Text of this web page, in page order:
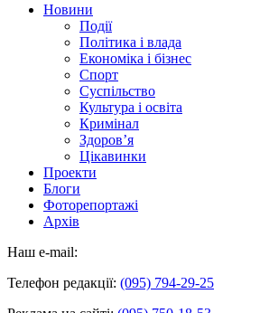
Новини
Події
Політика і влада
Економіка і бізнес
Спорт
Суспільство
Культура і освіта
Кримінал
Здоров’я
Цікавинки
Проекти
Блоги
Фоторепортажі
Архів
Наш e-mail:
Телефон редакції: (095) 794-29-25